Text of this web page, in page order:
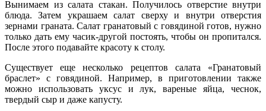
Вынимаем из салата стакан. Получилось отверстие внутри
блюда. Затем украшаем салат сверху и внутри отверстия
зернами граната. Салат гранатовый с говядиной готов, нужно
только дать ему часик-другой постоять, чтобы он пропитался.
После этого подавайте красоту к столу.
Существует еще несколько рецептов салата «Гранатовый
браслет» с говядиной. Например, в приготовлении также
можно использовать уксус и лук, вареные яйца, чеснок,
твердый сыр и даже капусту.